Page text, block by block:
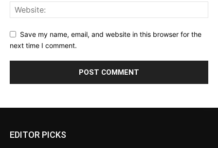
Save my name, email, and website in this browser for the
next time I comment.
EDITOR PICKS